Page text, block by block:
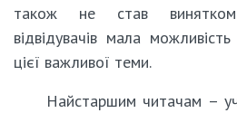
також не став
відвідувачів мала
цієї важливої теми.
Найстаршим читачам –